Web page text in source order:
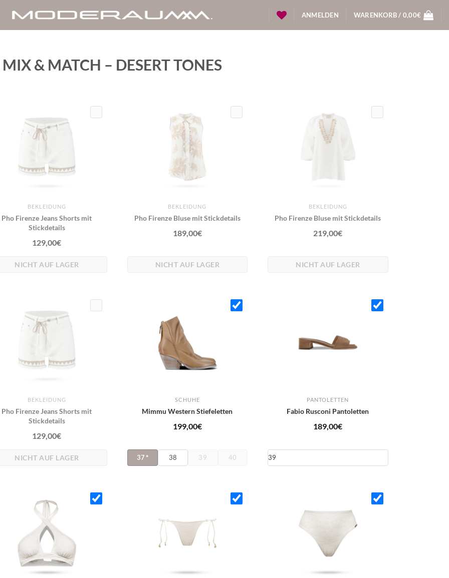
ANMELDEN WARENKORB / 0,00€
MIX & MATCH – DESERT TONES
BEKLEIDUNG
Pho Firenze Jeans Shorts mit
Stickdetails
129,00€
NICHT AUF LAGER
BEKLEIDUNG
Pho Firenze Bluse mit Stickdetails
189,00€
NICHT AUF LAGER
BEKLEIDUNG
Pho Firenze Bluse mit Stickdetails
219,00€
NICHT AUF LAGER
BEKLEIDUNG
Pho Firenze Jeans Shorts mit
Stickdetails
129,00€
NICHT AUF LAGER
SCHUHE
Mimmu Western Stiefeletten
199,00€
37 * 38 39 40
PANTOLETTEN
Fabio Rusconi Pantoletten
189,00€